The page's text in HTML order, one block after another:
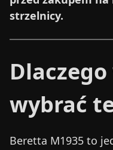
strzelnicy.
wybrać
Beretta M1935 to